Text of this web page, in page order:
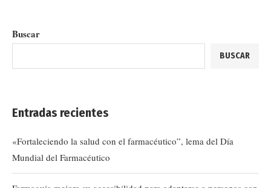
Buscar
BUSCAR
Entradas recientes
«Fortaleciendo la salud con el farmacéutico”, lema del Día
Mundial del Farmacéutico